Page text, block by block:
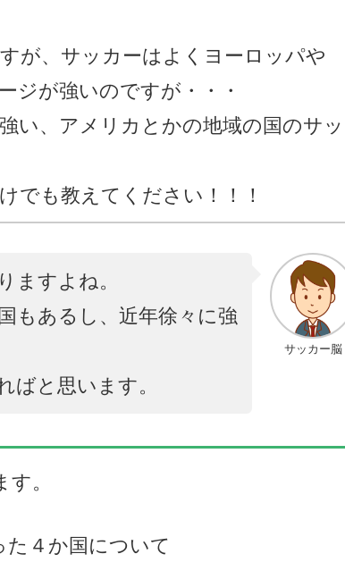
が、サッカーはよくヨーロッパや
ジが強いのですが・・・
い、アメリカとかの地域の国のサッ
でも教えてください！！！
サッカー脳
ますよね。
もあるし、近年徐々に強
ばと思います。
。
た４か国について